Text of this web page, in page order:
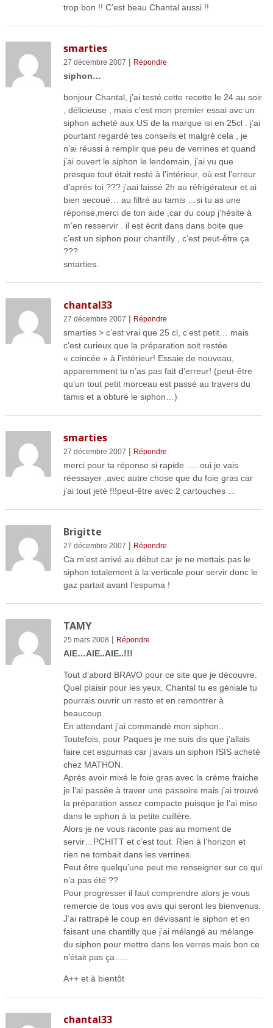
trop bon !! C’est beau Chantal aussi !!
smarties
27 décembre 2007 | Répondre
siphon…
bonjour Chantal, j’ai testé cette recette le 24 au soir
, délicieuse , mais c’est mon premier essai avc un
siphon acheté aux US de la marque isi en 25cl . j’ai
pourtant regardé tes conseils et malgré cela , je
n’ai réussi à remplir que peu de verrines et quand
j’ai ouvert le siphon le lendemain, j’ai vu que
presque tout était resté à l’intérieur, où est l’erreur
d’après toi ??? j’aai laissé 2h au réfrigérateur et ai
bien secoué… au filtré au tamis …si tu as une
réponse,merci de ton aide ,car du coup j’hésite à
m’en resservir . il est écrit dans dans boite que
c’est un siphon pour chantilly , c’est peut-être ça
???
smarties.
chantal33
27 décembre 2007 | Répondre
smarties > c’est vrai que 25 cl, c’est petit… mais
c’est curieux que la préparation soit restée
« coincée » à l’intérieur! Essaie de nouveau,
apparemment tu n’as pas fait d’erreur! (peut-être
qu’un tout petit morceau est passé au travers du
tamis et a obturé le siphon…)
smarties
27 décembre 2007 | Répondre
merci pour ta réponse si rapide …. oui je vais
réessayer ,avec autre chose que du foie gras car
j’ai tout jeté !!!peut-être avec 2 cartouches …
Brigitte
27 décembre 2007 | Répondre
Ca m’est arrivé au début car je ne mettais pas le
siphon totalement à la verticale pour servir donc le
gaz partait avant l’espuma !
TAMY
25 mars 2008 | Répondre
AIE…AIE..AIE..!!!
Tout d’abord BRAVO pour ce site que je découvre.
Quel plaisir pour les yeux. Chantal tu es géniale tu
pourrais ouvrir un resto et en remontrer à
beaucoup.
En attendant j’ai commandé mon siphon..
Toutefois, pour Paques je me suis dis que j’allais
faire cet espumas car j’avais un siphon ISIS acheté
chez MATHON.
Après avoir mixé le foie gras avec la crème fraiche
je l’ai passée à traver une passoire mais j’ai trouvé
la préparation assez compacte puisque je l’ai mise
dans le siphon à la petite cuillère.
Alors je ne vous raconte pas au moment de
servir…PCHITT et c’est tout. Rien à l’horizon et
rien ne tombait dans les verrines.
Peut être quelqu’une peut me renseigner sur ce qui
n’a pas été ??
Pour progresser il faut comprendre alors je vous
remercie de tous vos avis qui seront les bienvenus.
J’ai rattrapé le coup en dévissant le siphon et en
faisant une chantilly que j’ai mélangé au mélange
du siphon pour mettre dans les verres mais bon ce
n’était pas ça…..
A++ et à bientôt
chantal33